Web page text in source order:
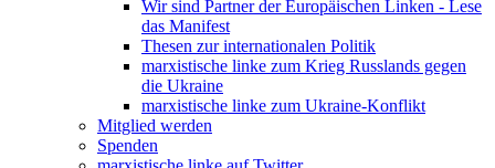
Wir sind Partner der Europäischen Linken - Lese
das Manifest
Thesen zur internationalen Politik
marxistische linke zum Krieg Russlands gegen
die Ukraine
marxistische linke zum Ukraine-Konflikt
Mitglied werden
Spenden